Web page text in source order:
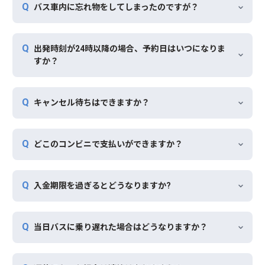
バス車内に忘れ物をしてしまったのですが？
出発時刻が24時以降の場合、予約日はいつになりま
すか？
キャンセル待ちはできますか？
どこのコンビニで支払いができますか？
入金期限を過ぎるとどうなりますか?
当日バスに乗り遅れた場合はどうなりますか？